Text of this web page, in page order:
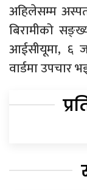
अहिलेसम्म
बिरामीको
आईसीयूमा, ६
वार्डमा उपचार